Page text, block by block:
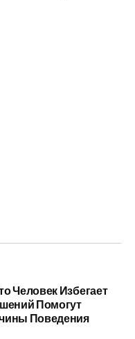
Человек Избегает
Помогут
Поведения